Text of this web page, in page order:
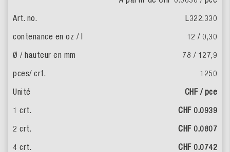
L322.330
12 / 0,30
78 / 127,9
1250
CHF / pce
CHF 0.0939
CHF 0.0807
CHF 0.0742